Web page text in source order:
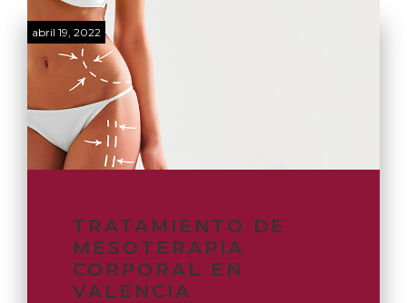
TRATAMIENTO DE
MESOTERAPIA
CORPORAL EN
VALENCIA
abril 19, 2022